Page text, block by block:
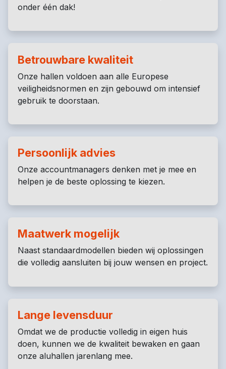
onder één dak!
Betrouwbare kwaliteit
Onze hallen voldoen aan alle Europese
veiligheidsnormen en zijn gebouwd om intensief
gebruik te doorstaan.
Persoonlijk advies
Onze accountmanagers denken met je mee en
helpen je de beste oplossing te kiezen.
Maatwerk mogelijk
Naast standaardmodellen bieden wij oplossingen
die volledig aansluiten bij jouw wensen en project.
Lange levensduur
Omdat we de productie volledig in eigen huis
doen, kunnen we de kwaliteit bewaken en gaan
onze aluhallen jarenlang mee.